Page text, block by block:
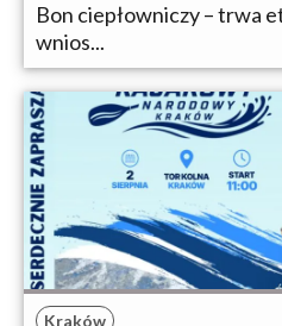
Bon ciepłowniczy – trwa
wnios...
Kraków